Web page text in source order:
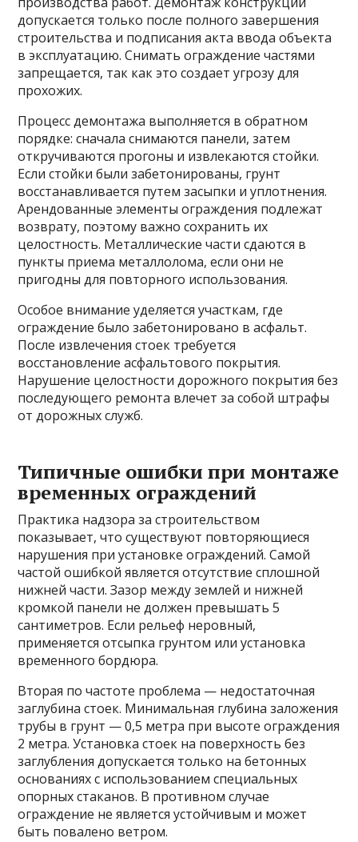
допускается только после полного завершения
строительства и подписания акта ввода объекта
в эксплуатацию. Снимать ограждение частями
запрещается, так как это создает угрозу для
прохожих.
Процесс демонтажа выполняется в обратном
порядке: сначала снимаются панели, затем
откручиваются прогоны и извлекаются стойки.
Если стойки были забетонированы, грунт
восстанавливается путем засыпки и уплотнения.
Арендованные элементы ограждения подлежат
возврату, поэтому важно сохранить их
целостность. Металлические части сдаются в
пункты приема металлолома, если они не
пригодны для повторного использования.
Особое внимание уделяется участкам, где
ограждение было забетонировано в асфальт.
После извлечения стоек требуется
восстановление асфальтового покрытия.
Нарушение целостности дорожного покрытия без
последующего ремонта влечет за собой штрафы
от дорожных служб.
Типичные ошибки при монтаже
временных ограждений
Практика надзора за строительством
показывает, что существуют повторяющиеся
нарушения при установке ограждений. Самой
частой ошибкой является отсутствие сплошной
нижней части. Зазор между землей и нижней
кромкой панели не должен превышать 5
сантиметров. Если рельеф неровный,
применяется отсыпка грунтом или установка
временного бордюра.
Вторая по частоте проблема — недостаточная
заглубина стоек. Минимальная глубина заложения
трубы в грунт — 0,5 метра при высоте ограждения
2 метра. Установка стоек на поверхность без
заглубления допускается только на бетонных
основаниях с использованием специальных
опорных стаканов. В противном случае
ограждение не является устойчивым и может
быть повалено ветром.